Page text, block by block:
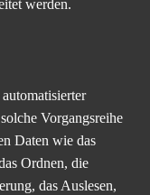
werden.
Vorgangsreihe
Daten wie das
Ordnen, die
das Auslesen,